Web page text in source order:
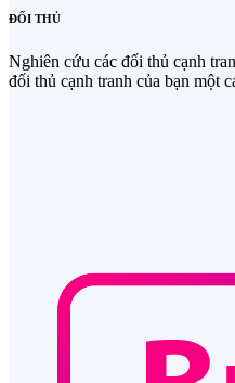
ĐỐI THỦ
Nghiên cứu các đối thủ cạnh
đối thủ cạnh tranh của bạn một